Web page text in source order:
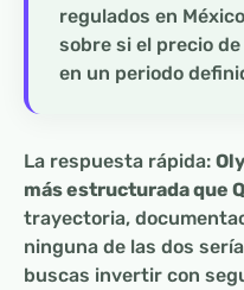
regulados en
sobre si el precio
en un periodo
La respuesta rápida:
más estructurada que
trayectoria,
ninguna de las dos
buscas invertir con